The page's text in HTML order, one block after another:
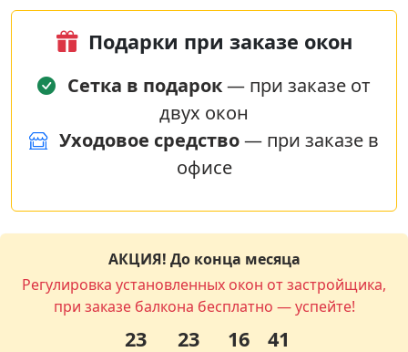
Подарки при заказе окон
Сетка в подарок— при заказе от
двух окон
Уходовое средство— при заказе в
офисе
АКЦИЯ! До конца месяца
Регулировка установленных окон от застройщика,
при заказе балкона бесплатно — успейте!
23 23 16 41